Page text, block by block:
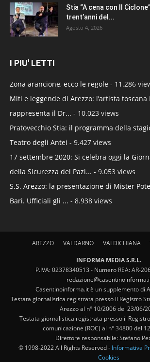
Stia “A cena con Il
trent’anni del...
Agosto 4, 2026
I PIU' LETTI
Zona arancione, ecco le regole - 11.286
Miti e leggende di Arezzo: l’artista
rappresenta il Dr... - 10.023 views
Pratovecchio Stia: il programma della
Teatro degli Antei - 9.427 views
17 settembre 2020: Si celebra oggi la
della Sicurezza del Pazi... - 9.053 views
S.S. Arezzo: la presentazione di Mister
Bari. Ufficiali gli ... - 8.938 views
AREZZO VALDARNO VALDICHIANA
INFORMA MEDIA S.R.L.
P.IVA: 02378340513 - Numero REA: AR-
Casentinoinforma.it è un supplemento di
Testata giornalistica registrata presso il Registro
Arezzo al n° 10/2006 del 23/06/
Testata giornalistica registrata presso il
comunicazione (ROC) al n° 34800 del
Direttore responsabile: Stefano
© 1998-2022 All Rights Reserved - Informativa
Cookies